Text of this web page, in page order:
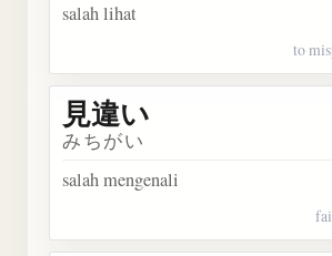
salah lihat
to
見違い
みちがい
salah mengenali